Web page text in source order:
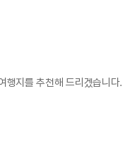
행지를 추천해 드리겠습니다.